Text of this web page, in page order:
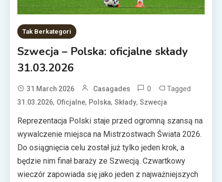
Tak Berkategori
Szwecja – Polska: oficjalne składy
31.03.2026
31 March 2026 Casagades 0 Tagged
31.03.2026, Oficjalne, Polska,Składy,Szwecja
Reprezentacja Polski staje przed ogromną szansą na
wywalczenie miejsca na Mistrzostwach Świata 2026.
Do osiągnięcia celu został już tylko jeden krok, a
będzie nim finał baraży ze Szwecją. Czwartkowy
wieczór zapowiada się jako jeden z najważniejszych